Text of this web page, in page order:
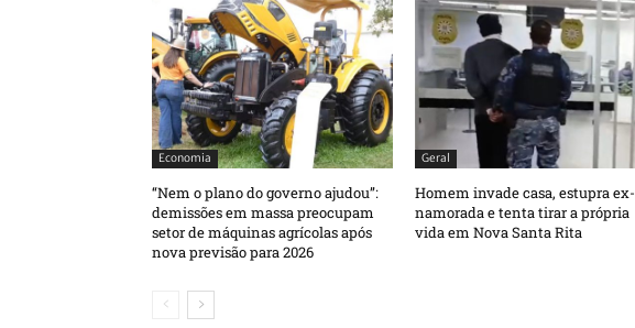
Economia
“Nem o plano do governo ajudou”:
demissões em massa preocupam
setor de máquinas agrícolas após
nova previsão para 2026
Geral
Homem invade casa, estupra ex-
namorada e tenta tirar a própria
vida em Nova Santa Rita